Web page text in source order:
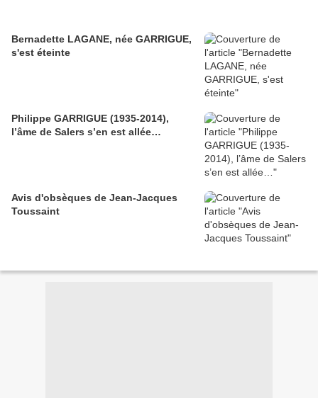
Bernadette LAGANE, née GARRIGUE,
s'est éteinte
Philippe GARRIGUE (1935-2014),
l’âme de Salers s’en est allée…
Avis d'obsèques de Jean-Jacques
Toussaint